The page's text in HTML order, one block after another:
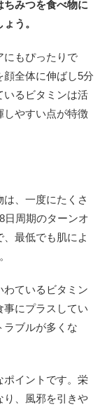
みつを食べ物に
う。
にもぴったりで
全体に伸ばし5分
いるビタミンは活
しやすい点が特徴
、一度にたくさ
日周期のターンオ
最低でも肌によ
ているビタミン
にプラスしてい
ラブルが多くな
ポイントです。栄
り、風邪を引きや